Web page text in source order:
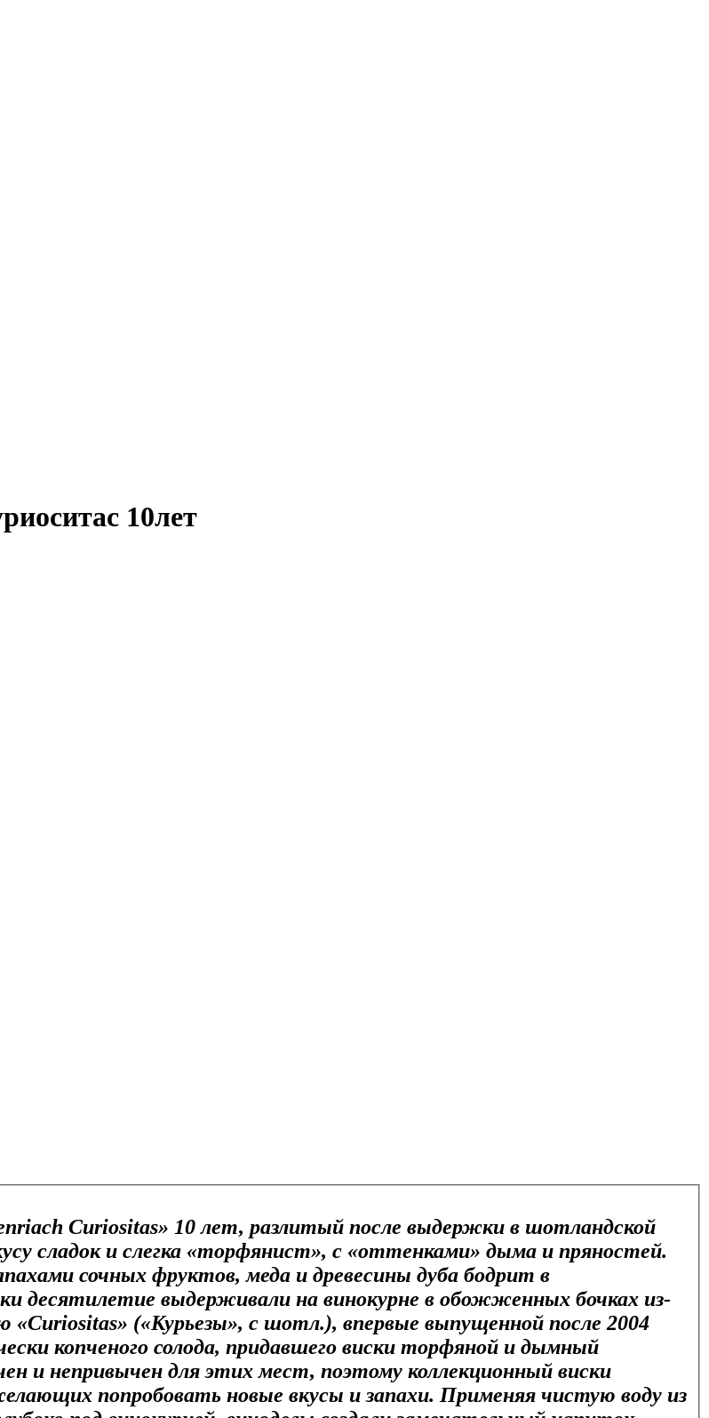
10лет
Curiositas» 10 лет, разлитый после выдержки в шотландской
сладок и слегка «торфянист», с «оттенками» дыма и пряностей.
сочных фруктов, меда и древесины дуба бодрит в
десятилетие выдерживали на винокурне в обожженных бочках из-
(«Курьезы», с шотл.), впервые выпущенной после 2004
копченого солода, придавшего виски торфяной и дымный
и непривычен для этих мест, поэтому коллекционный виски
попробовать новые вкусы и запахи. Применяя чистую воду из